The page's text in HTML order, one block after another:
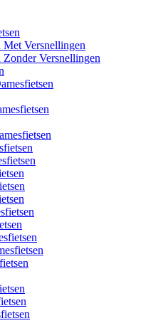
Met Versnellingen
Zonder Versnellingen